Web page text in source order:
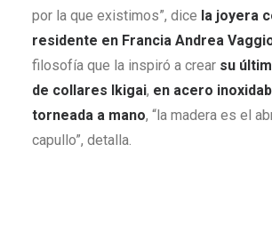
por la que existimos”, dice la joyera
residente en Francia Andrea
filosofía que la inspiró a crear su
de collares Ikigai, en acero
torneada a mano, “la madera es el
capullo”, detalla.